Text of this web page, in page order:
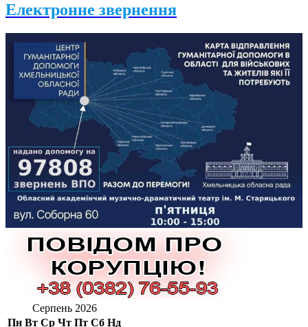
Електронне звернення
Серпень 2026
Пн Вт Ср Чт Пт Сб Нд